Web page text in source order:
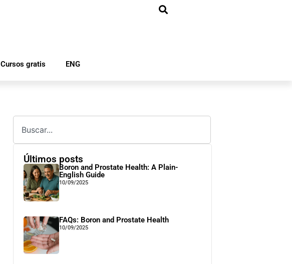
Cursos gratis ENG
Últimos posts
Boron and Prostate Health: A Plain-
English Guide
10/09/2025
FAQs: Boron and Prostate Health
10/09/2025